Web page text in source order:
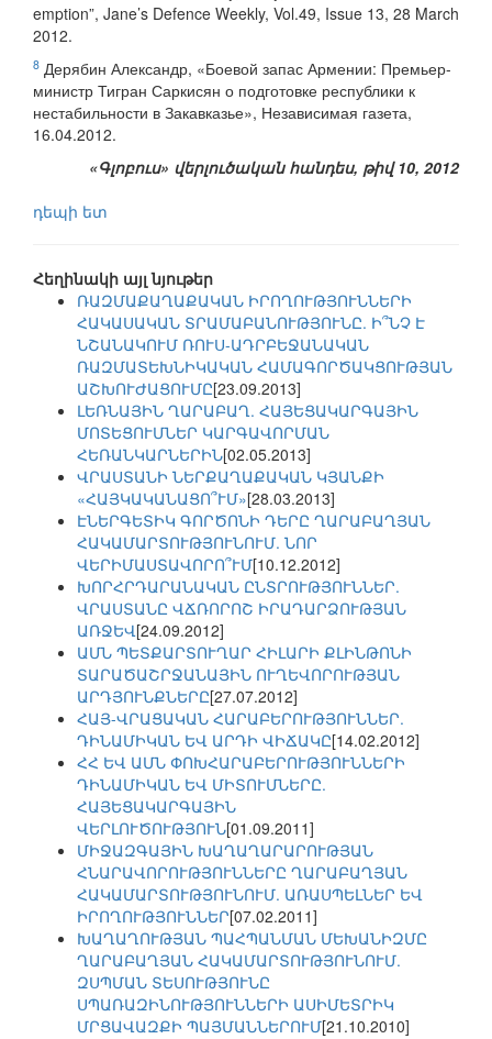
emption”, Jane’s Defence Weekly, Vol.49, Issue 13, 28 March
2012.
8 Дерябин Александр, «Боевой запас Армении: Премьер-
министр Тигран Саркисян о подготовке республики к
нестабильности в Закавказье», Независимая газета,
16.04.2012.
«Գլոբուս» վերլուծական հանդես, թիվ 10, 2012
դեպի ետ
Հեղինակի այլ նյութեր
ՌԱԶՄԱՔԱՂԱՔԱԿԱՆ ԻՐՈՂՈՒԹՅՈՒՆՆԵՐԻ
ՀԱԿԱՍԱԿԱՆ ՏՐԱՄԱԲԱՆՈՒԹՅՈՒՆԸ. Ի՞ՆՉ Է
ՆՇԱՆԱԿՈՒՄ ՌՈՒՍ-ԱԴՐԲԵՋԱՆԱԿԱՆ
ՌԱԶՄԱՏԵԽՆԻԿԱԿԱՆ ՀԱՄԱԳՈՐԾԱԿՑՈՒԹՅԱՆ
ԱՇԽՈՒԺԱՑՈՒՄԸ[23.09.2013]
ԼԵՌՆԱՅԻՆ ՂԱՐԱԲԱՂ. ՀԱՅԵՑԱԿԱՐԳԱՅԻՆ
ՄՈՏԵՑՈՒՄՆԵՐ ԿԱՐԳԱՎՈՐՄԱՆ
ՀԵՌԱՆԿԱՐՆԵՐԻՆ[02.05.2013]
ՎՐԱՍՏԱՆԻ ՆԵՐՔԱՂԱՔԱԿԱՆ ԿՅԱՆՔԻ
«ՀԱՅԿԱԿԱՆԱՑՈ՞ՒՄ»[28.03.2013]
ԷՆԵՐԳԵՏԻԿ ԳՈՐԾՈՆԻ ԴԵՐԸ ՂԱՐԱԲԱՂՅԱՆ
ՀԱԿԱՄԱՐՏՈՒԹՅՈՒՆՈՒՄ. ՆՈՐ
ՎԵՐԻՄԱՍՏԱՎՈՐՈ՞ՒՄ[10.12.2012]
ԽՈՐՀՐԴԱՐԱՆԱԿԱՆ ԸՆՏՐՈՒԹՅՈՒՆՆԵՐ.
ՎՐԱՍՏԱՆԸ ՎՃՌՈՐՈՇ ԻՐԱԴԱՐՁՈՒԹՅԱՆ
ԱՌՋԵՎ[24.09.2012]
ԱՄՆ ՊԵՏՔԱՐՏՈՒՂԱՐ ՀԻԼԱՐԻ ՔԼԻՆԹՈՆԻ
ՏԱՐԱԾԱՇՐՋԱՆԱՅԻՆ ՈՒՂԵՎՈՐՈՒԹՅԱՆ
ԱՐԴՅՈՒՆՔՆԵՐԸ[27.07.2012]
ՀԱՅ-ՎՐԱՑԱԿԱՆ ՀԱՐԱԲԵՐՈՒԹՅՈՒՆՆԵՐ.
ԴԻՆԱՄԻԿԱՆ ԵՎ ԱՐԴԻ ՎԻՃԱԿԸ[14.02.2012]
ՀՀ ԵՎ ԱՄՆ ՓՈԽՀԱՐԱԲԵՐՈՒԹՅՈՒՆՆԵՐԻ
ԴԻՆԱՄԻԿԱՆ ԵՎ ՄԻՏՈՒՄՆԵՐԸ.
ՀԱՅԵՑԱԿԱՐԳԱՅԻՆ
ՎԵՐԼՈՒԾՈՒԹՅՈՒՆ[01.09.2011]
ՄԻՋԱԶԳԱՅԻՆ ԽԱՂԱՂԱՐԱՐՈՒԹՅԱՆ
ՀՆԱՐԱՎՈՐՈՒԹՅՈՒՆՆԵՐԸ ՂԱՐԱԲԱՂՅԱՆ
ՀԱԿԱՄԱՐՏՈՒԹՅՈՒՆՈՒՄ. ԱՌԱՍՊԵԼՆԵՐ ԵՎ
ԻՐՈՂՈՒԹՅՈՒՆՆԵՐ[07.02.2011]
ԽԱՂԱՂՈՒԹՅԱՆ ՊԱՀՊԱՆՄԱՆ ՄԵԽԱՆԻԶՄԸ
ՂԱՐԱԲԱՂՅԱՆ ՀԱԿԱՄԱՐՏՈՒԹՅՈՒՆՈՒՄ.
ԶՍՊՄԱՆ ՏԵՍՈՒԹՅՈՒՆԸ
ՍՊԱՌԱԶԻՆՈՒԹՅՈՒՆՆԵՐԻ ԱՍԻՄԵՏՐԻԿ
ՄՐՑԱՎԱԶՔԻ ՊԱՅՄԱՆՆԵՐՈՒՄ[21.10.2010]